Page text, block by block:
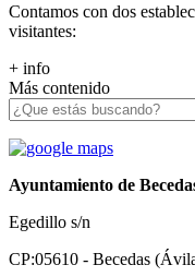
Contamos con dos
visitantes:
+ info
Más contenido
Ayuntamiento de
Egedillo s/n
CP:05610 - Becedas